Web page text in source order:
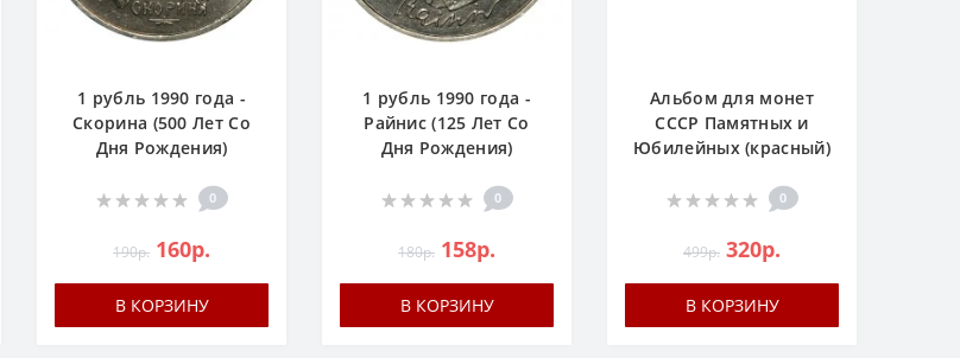
1 рубль 1990 года -
Скорина (500 Лет Со
Дня Рождения)
0
190р. 160р.
В КОРЗИНУ
1 рубль 1990 года -
Райнис (125 Лет Со
Дня Рождения)
0
180р. 158р.
В КОРЗИНУ
Альбом для монет
СССР Памятных и
Юбилейных (красный)
0
499р. 320р.
В КОРЗИНУ